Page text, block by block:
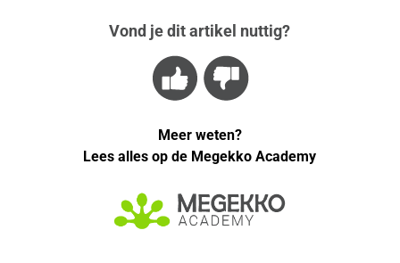
Vond je dit artikel nuttig?
Meer weten?
Lees alles op de Megekko Academy